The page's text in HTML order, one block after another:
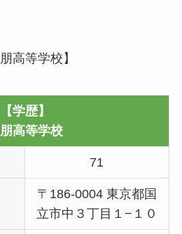
朋高等学校】
【学歴】
高等学校
71
〒186-0004 東京都国
立市中３丁目１−１０